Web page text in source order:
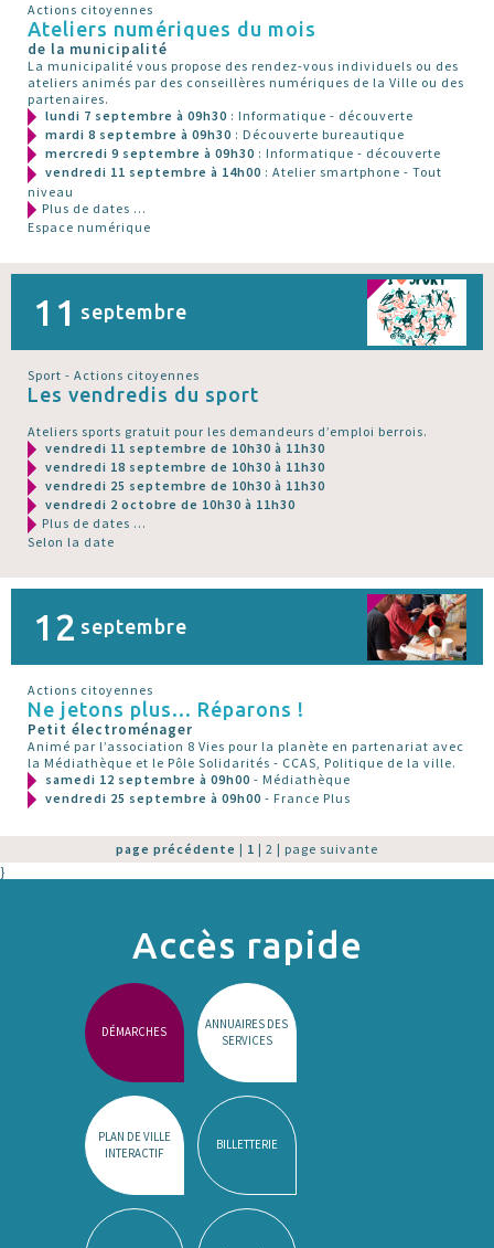
Actions citoyennes
Ateliers numériques du mois
de la municipalité
La municipalité vous propose des rendez-vous individuels ou des
ateliers animés par des conseillères numériques de la Ville ou des
partenaires.
lundi 7 septembre à 09h30 : Informatique - découverte
mardi 8 septembre à 09h30 : Découverte bureautique
mercredi 9 septembre à 09h30 : Informatique - découverte
vendredi 11 septembre à 14h00 : Atelier smartphone - Tout
niveau
Plus de dates ...
Espace numérique
11 septembre
Sport - Actions citoyennes
Les vendredis du sport
Ateliers sports gratuit pour les demandeurs d’emploi berrois.
vendredi 11 septembre de 10h30 à 11h30
vendredi 18 septembre de 10h30 à 11h30
vendredi 25 septembre de 10h30 à 11h30
vendredi 2 octobre de 10h30 à 11h30
Plus de dates ...
Selon la date
12 septembre
Actions citoyennes
Ne jetons plus... Réparons !
Petit électroménager
Animé par l’association 8 Vies pour la planète en partenariat avec
la Médiathèque et le Pôle Solidarités - CCAS, Politique de la ville.
samedi 12 septembre à 09h00 - Médiathèque
vendredi 25 septembre à 09h00 - France Plus
page précédente | 1 | 2 | page suivante
}
Accès rapide
DÉMARCHES
ANNUAIRES DES
SERVICES
PLAN DE VILLE
INTERACTIF
BILLETTERIE